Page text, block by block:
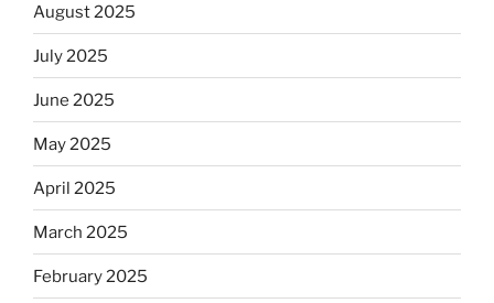
August 2025
July 2025
June 2025
May 2025
April 2025
March 2025
February 2025